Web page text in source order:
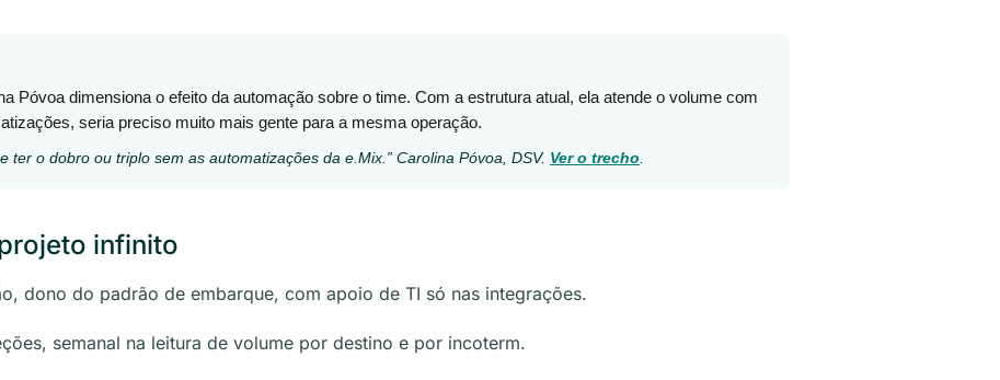
Póvoa dimensiona o efeito da automação sobre o time. Com a estrutura atual, ela atende o volume com
seria preciso muito mais gente para a mesma operação.
ter o dobro ou triplo sem as automatizações da e.Mix.” Carolina Póvoa, DSV. Ver o trecho
infinito
dono do padrão de embarque, com apoio de TI só nas integrações.
semanal na leitura de volume por destino e por incoterm.